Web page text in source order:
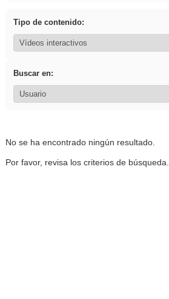
Tipo de contenido:
Buscar en:
No se ha encontrado ningún resultado.
Por favor, revisa los criterios de búsqueda.